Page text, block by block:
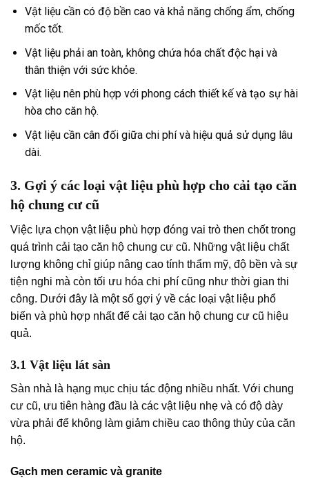
Vật liệu cần có độ bền cao và khả năng chống ẩm, chống
mốc tốt.
Vật liệu phải an toàn, không chứa hóa chất độc hại và
thân thiện với sức khỏe.
Vật liệu nên phù hợp với phong cách thiết kế và tạo sự hài
hòa cho căn hộ.
Vật liệu cần cân đối giữa chi phí và hiệu quả sử dụng lâu
dài.
3. Gợi ý các loại vật liệu phù hợp cho cải tạo căn
hộ chung cư cũ
Việc lựa chọn vật liệu phù hợp đóng vai trò then chốt trong
quá trình cải tạo căn hộ chung cư cũ. Những vật liệu chất
lượng không chỉ giúp nâng cao tính thẩm mỹ, độ bền và sự
tiện nghi mà còn tối ưu hóa chi phí cũng như thời gian thi
công. Dưới đây là một số gợi ý về các loại vật liệu phổ
biến và phù hợp nhất để cải tạo căn hộ chung cư cũ hiệu
quả.
3.1 Vật liệu lát sàn
Sàn nhà là hạng mục chịu tác động nhiều nhất. Với chung
cư cũ, ưu tiên hàng đầu là các vật liệu nhẹ và có độ dày
vừa phải để không làm giảm chiều cao thông thủy của căn
hộ.
Gạch men ceramic và granite